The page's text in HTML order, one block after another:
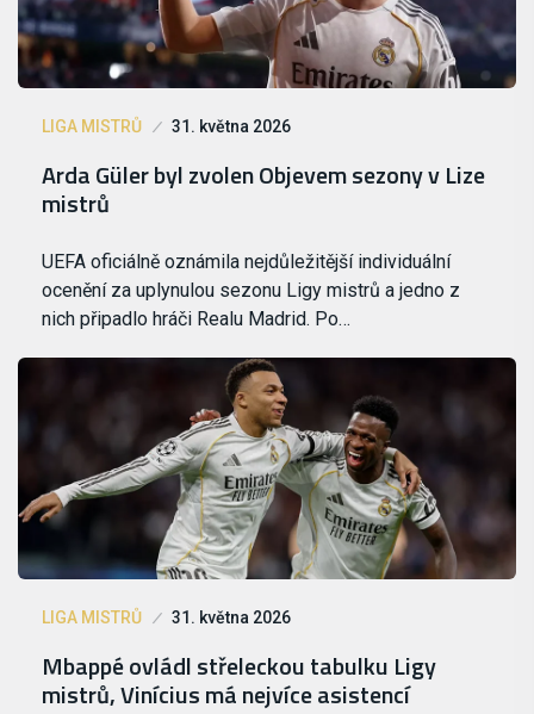
LIGA MISTRŮ 31. května 2026
Arda Güler byl zvolen Objevem sezony v Lize
mistrů
UEFA oficiálně oznámila nejdůležitější individuální
ocenění za uplynulou sezonu Ligy mistrů a jedno z
nich připadlo hráči Realu Madrid. Po…
LIGA MISTRŮ 31. května 2026
Mbappé ovládl střeleckou tabulku Ligy
mistrů, Vinícius má nejvíce asistencí